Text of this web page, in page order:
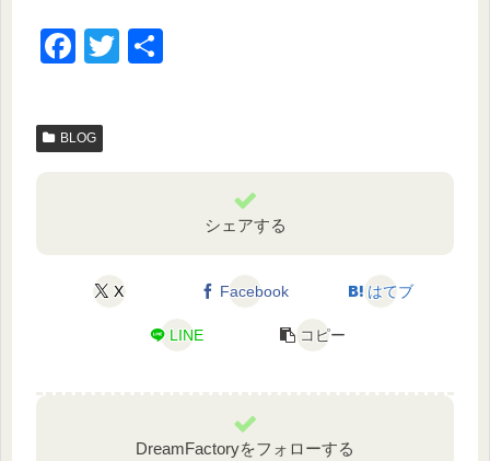
F
c
e
T
BLOG
シェアする
X Facebook はてブ
LINE コピー
DreamFactoryをフォローする